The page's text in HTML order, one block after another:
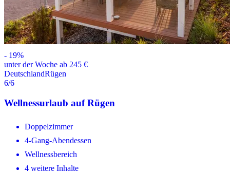
- 19%
unter der Woche ab 245 €
DeutschlandRügen
6/6
Wellnessurlaub auf Rügen
Doppelzimmer
4-Gang-Abendessen
Wellnessbereich
4 weitere Inhalte